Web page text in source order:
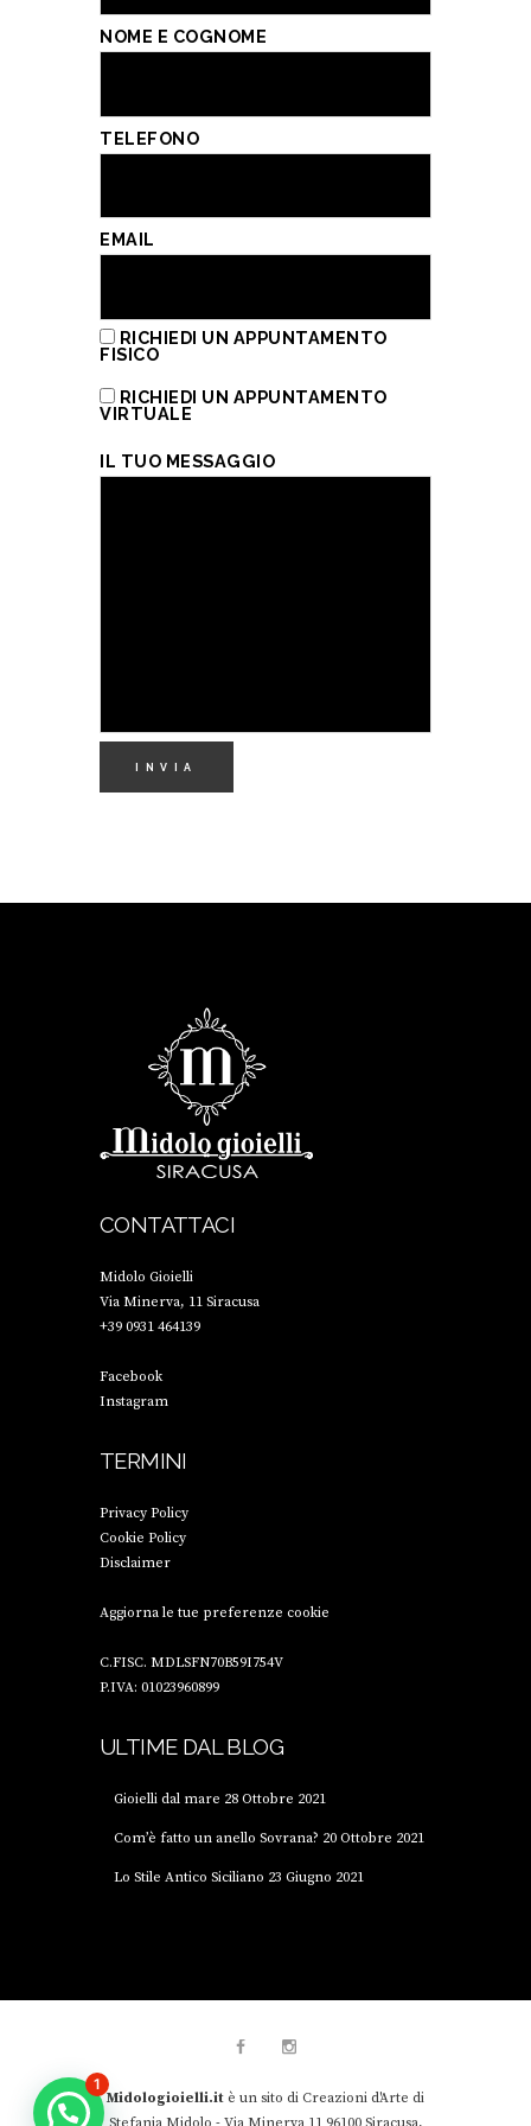
NOME E COGNOME
TELEFONO
EMAIL
RICHIEDI UN APPUNTAMENTO
FISICO
RICHIEDI UN APPUNTAMENTO
VIRTUALE
IL TUO MESSAGGIO
CONTATTACI
Midolo Gioielli
Via Minerva, 11 Siracusa
+39 0931 464139
Facebook
Instagram
TERMINI
Privacy Policy
Cookie Policy
Disclaimer
Aggiorna le tue preferenze cookie
C.FISC. MDLSFN70B59I754V
P.IVA: 01023960899
ULTIME DAL BLOG
Gioielli dal mare 28 Ottobre 2021
Com’è fatto un anello Sovrana? 20 Ottobre 2021
Lo Stile Antico Siciliano 23 Giugno 2021
Midologioielli.it è un sito di Creazioni d'Arte di
1